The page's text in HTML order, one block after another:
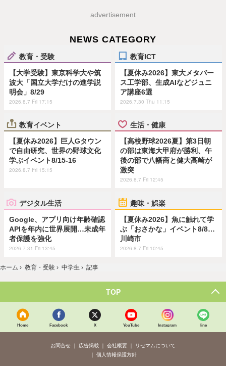
advertisement
NEWS CATEGORY
教育・受験
【大学受験】東京科学大や筑
波大「国立大学だけの進学説
明会」8/29
2026.8.7 Fri 17:15
教育ICT
【夏休み2026】東大メタバー
ス工学部、生成AIなどジュニ
ア講座6選
2026.7.30 Thu 11:15
教育イベント
【夏休み2026】巨人Gタウン
で自由研究、世界の野球文化
学ぶイベント8/15-16
2026.8.7 Fri 15:15
生活・健康
【高校野球2026夏】第3日朝
の部は東海大甲府が勝利、午
後の部で八幡商と健大高崎が
激突
2026.8.7 Fri 12:45
デジタル生活
Google、アプリ向け年齢確認
APIを年内に世界展開…未成年
者保護を強化
2026.7.31 Fri 13:45
趣味・娯楽
【夏休み2026】魚に触れて学
ぶ「おさかな」イベント8/8…
川崎市
2026.8.7 Fri 10:45
ホーム › 教育・受験 › 中学生 › 記事
TOP
Home Facebook X YouTube Instagram line
お問合せ 広告掲載 会社概要
リセマムについて
個人情報保護方針